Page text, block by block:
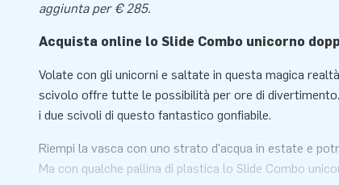
aggiunta per € 285.
Acquista online lo Slide Combo unicorno
Volate con gli unicorni e saltate in questa magica
scivolo offre tutte le possibilità per ore di
i due scivoli di questo fantastico gonfiabile.
Riempi la vasca con uno strato d'acqua in estate e
Ma con qualche pallina di plastica lo Slide Combo